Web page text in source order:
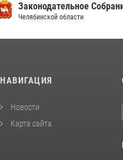
Законодательное
Челябинской области
НАВИГАЦИЯ
Новости
Карта сайта